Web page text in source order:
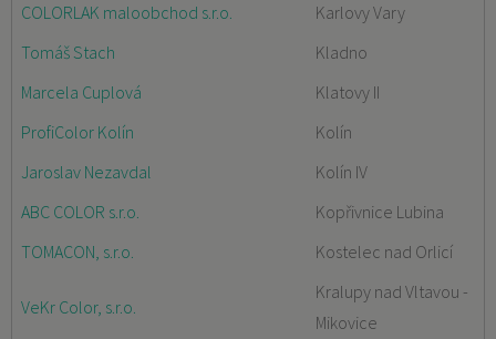
COLORLAK maloobchod s.r.o.
Karlovy Vary
Tomáš Stach
Kladno
Marcela Cuplová
Klatovy II
ProfiColor Kolín
Kolín
Jaroslav Nezavdal
Kolín IV
ABC COLOR s.r.o.
Kopřivnice Lubina
TOMACON, s.r.o.
Kostelec nad Orlicí
VeKr Color, s.r.o.
Kralupy nad Vltavou -
Mikovice